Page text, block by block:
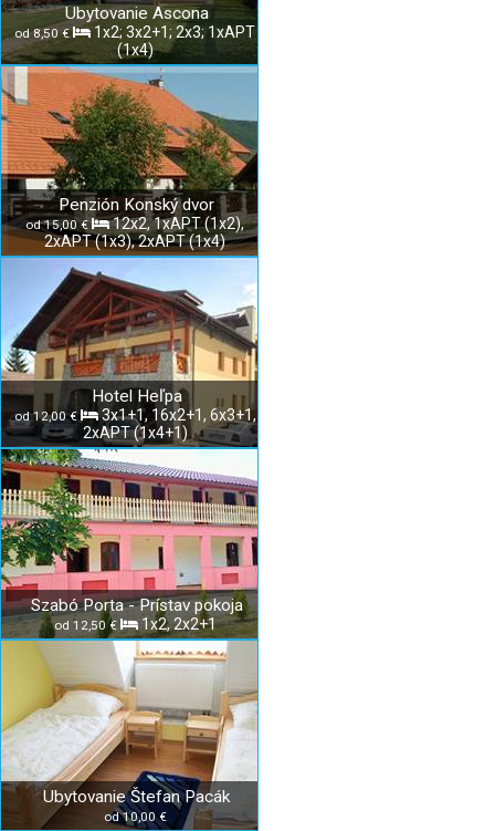
Ubytovanie Ascona
od 8,50 €
1x2; 3x2+1; 2x3; 1xAPT
(1x4)
Penzión Konský dvor
od 15,00 €
12x2, 1xAPT (1x2),
2xAPT (1x3), 2xAPT (1x4)
Hotel Heľpa
od 12,00 €
3x1+1, 16x2+1, 6x3+1,
2xAPT (1x4+1)
Szabó Porta - Prístav pokoja
od 12,50 € 1x2, 2x2+1
Ubytovanie Štefan Pacák
od 10,00 €